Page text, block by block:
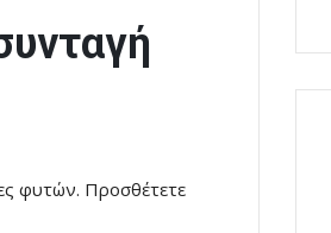
φυτών. Προσθέτετε